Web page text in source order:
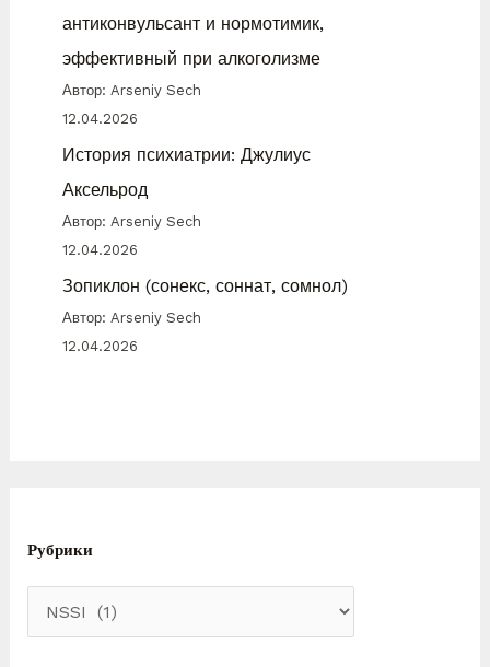
антиконвульсант и нормотимик,
эффективный при алкоголизме
Автор: Arseniy Sech
12.04.2026
История психиатрии: Джулиус
Аксельрод
Автор: Arseniy Sech
12.04.2026
Зопиклон (сонекс, соннат, сомнол)
Автор: Arseniy Sech
12.04.2026
Рубрики